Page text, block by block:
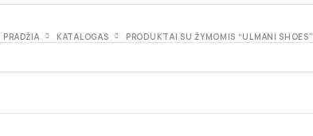
PRADŽIA KATALOGAS PRODUKTAI SU ŽYMOMIS “ULMANI SHOES”